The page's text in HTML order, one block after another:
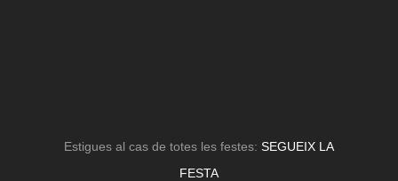
Estigues al cas de totes les festes: SEGUEIX LA
FESTA